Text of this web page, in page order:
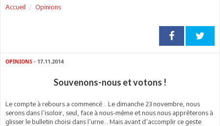
Accueil Opinions
OPINIONS - 17.11.2014
Souvenons-nous et votons !
Le compte à rebours a commencé… Le dimanche 23 novembre, nous
serons dans l’isoloir, seul, face à nous-même et nous nous apprêterons à
glisser le bulletin choisi dans l’urne… Mais avant d’accomplir ce geste